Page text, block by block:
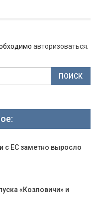
авторизоваться
с ЕС заметно выросло
«Козловичи» и